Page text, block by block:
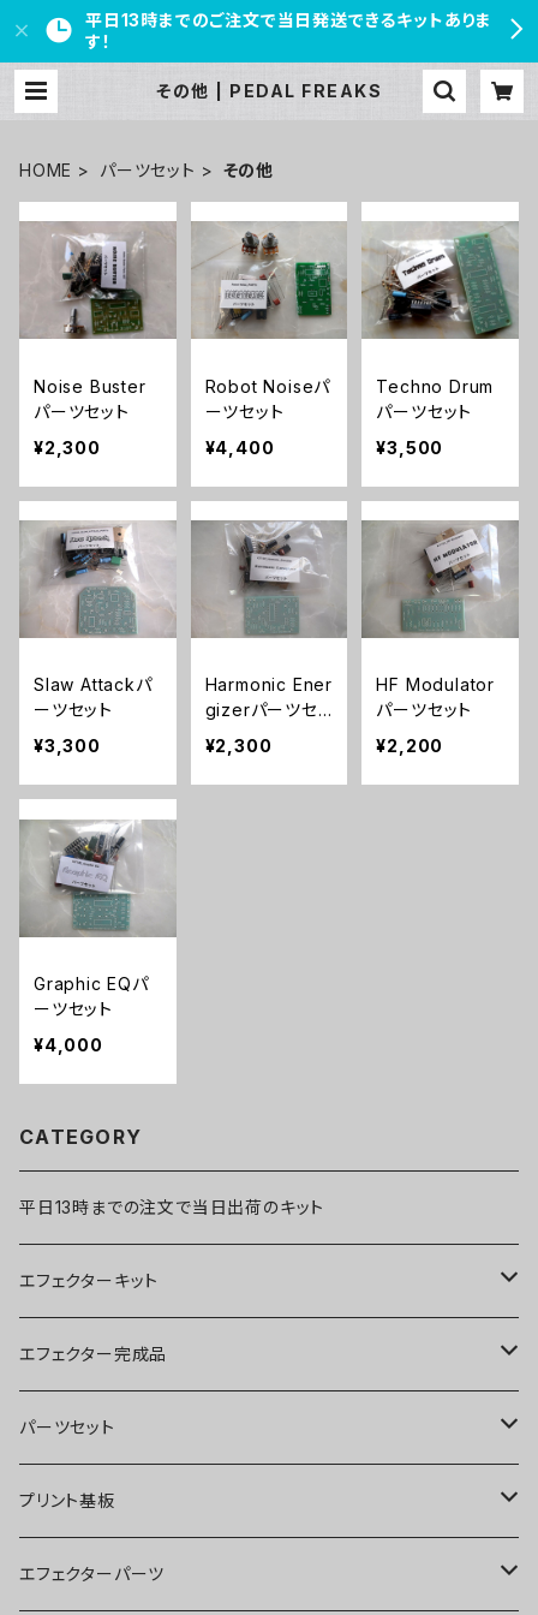
平日13時までのご注文で当日発送できるキットありま
す！
その他 | PEDAL FREAKS
HOME パーツセット その他
Noise Buster
パーツセット
¥2,300
Robot Noiseパ
ーツセット
¥4,400
Techno Drum
パーツセット
¥3,500
Slaw Attackパ
ーツセット
¥3,300
Harmonic Ener
gizerパーツセッ
ト
¥2,300
HF Modulator
パーツセット
¥2,200
Graphic EQパ
ーツセット
¥4,000
CATEGORY
平日13時までの注文で当日出荷のキット
エフェクターキット
ブースター
オーバードライブ
ディストーション
ファズ
エフェクター完成品
ブースター
オーバードライブ
ディストーション
パーツセット
ブースター
オーバードライブ
プリント基板
オーバードライブ
エフェクターパーツ